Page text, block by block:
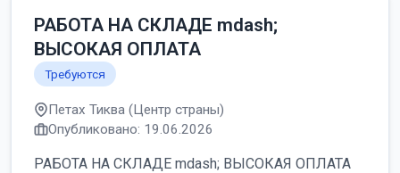
РАБОТА НА СКЛАДЕ mdash;
ВЫСОКАЯ ОПЛАТА
Требуются
Петах Тиква (Центр страны)
Опубликовано: 19.06.2026
РАБОТА НА СКЛАДЕ mdash; ВЫСОКАЯ ОПЛАТА